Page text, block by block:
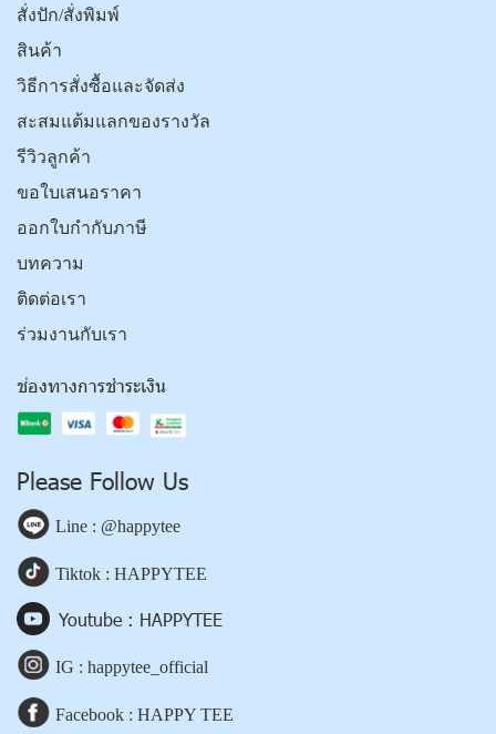
สั่งปัก/สั่งพิมพ์
สินค้า
วิธีการสั่งซื้อและจัดส่ง
สะสมแต้มแลกของรางวัล
รีวิวลูกค้า
ขอใบเสนอราคา
ออกใบกำกับภาษี
บทความ
ติดต่อเรา
ร่วมงานกับเรา
ช่องทางการชำระเงิน
Please Follow Us
Line : @happytee
Tiktok : HAPPYTEE
Youtube : HAPPYTEE
IG : happytee_official
Facebook : HAPPY TEE